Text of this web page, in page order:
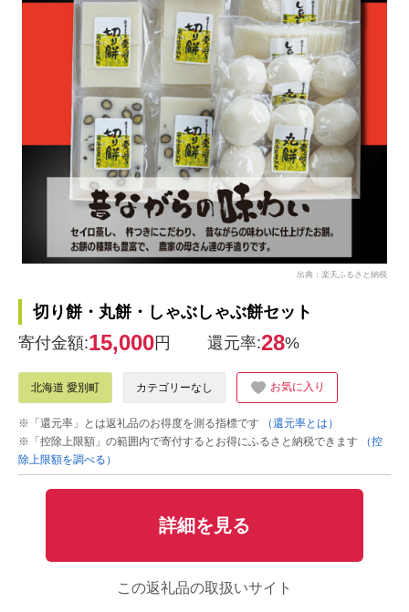
出典：楽天ふるさと納税
切り餅・丸餅・しゃぶしゃぶ餅セット
寄付金額:15,000円 還元率:28%
北海道 愛別町 カテゴリーなし お気に入り
※「還元率」とは返礼品のお得度を測る指標です
（還元率とは）
※「控除上限額」の範囲内で寄付するとお得にふるさと納税できます
（控
除上限額を調べる）
詳細を見る
この返礼品の取扱いサイト